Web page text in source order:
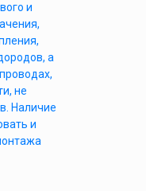
и
а
не
Наличие
и